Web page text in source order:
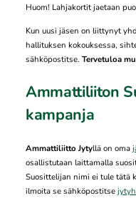
Huom! Lahjakortit jaetaan
Kun uusi jäsen on liittynyt
hallituksen kokouksessa,
sähköpostitse. Tervetuloa
Ammattiliiton
kampanja
Ammattiliitto Jytyllä on oma
osallistutaan laittamalla
Suosittelijan nimi ei tule tätä
ilmoita se sähköpostitse